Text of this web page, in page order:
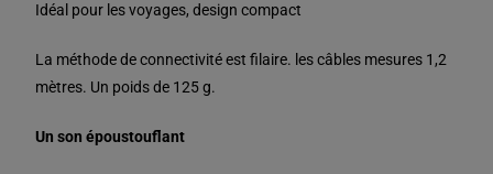
Idéal pour les voyages, design compact
La méthode de connectivité est filaire. les câbles mesures 1,2
mètres. Un poids de 125 g.
Un son époustouflant